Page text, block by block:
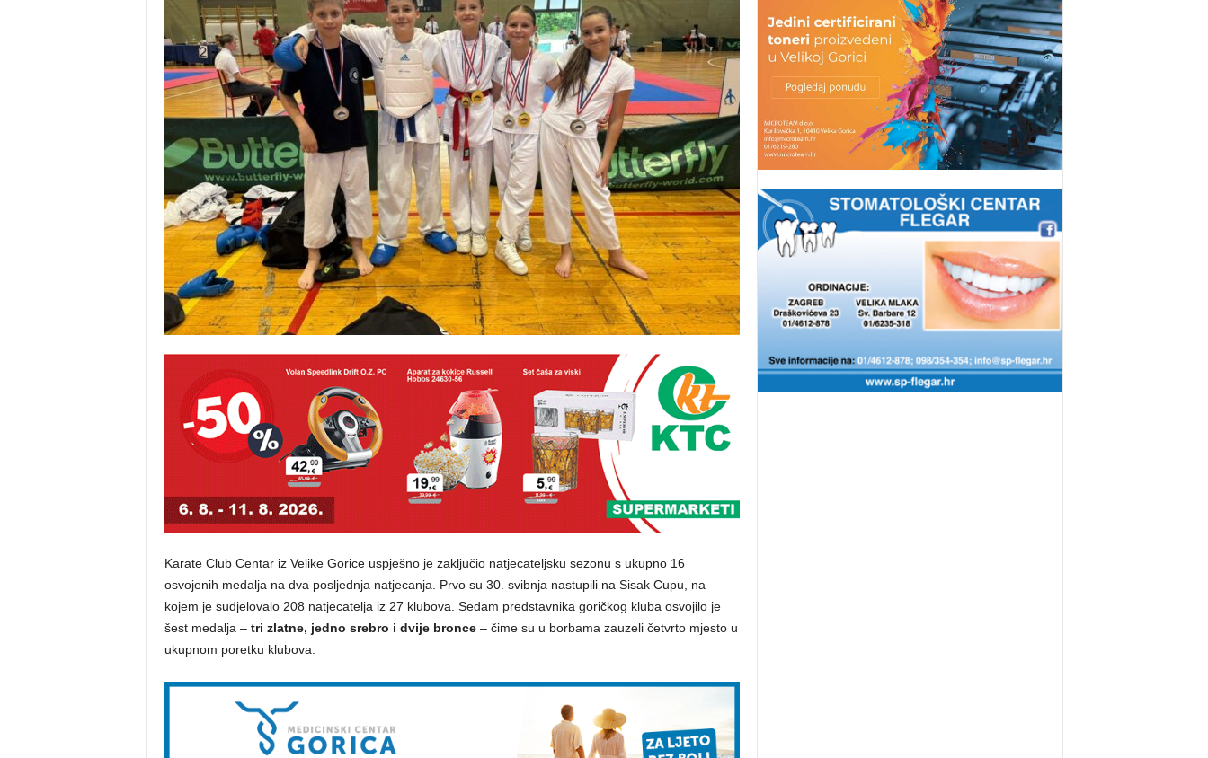
Karate Club Centar iz Velike Gorice uspješno je zaključio natjecateljsku sezonu s ukupno 16
osvojenih medalja na dva posljednja natjecanja. Prvo su 30. svibnja nastupili na Sisak Cupu, na
kojem je sudjelovalo 208 natjecatelja iz 27 klubova. Sedam predstavnika goričkog kluba osvojilo je
šest medalja –tri zlatne, jedno srebro i dvije bronce– čime su u borbama zauzeli četvrto mjesto u
ukupnom poretku klubova.